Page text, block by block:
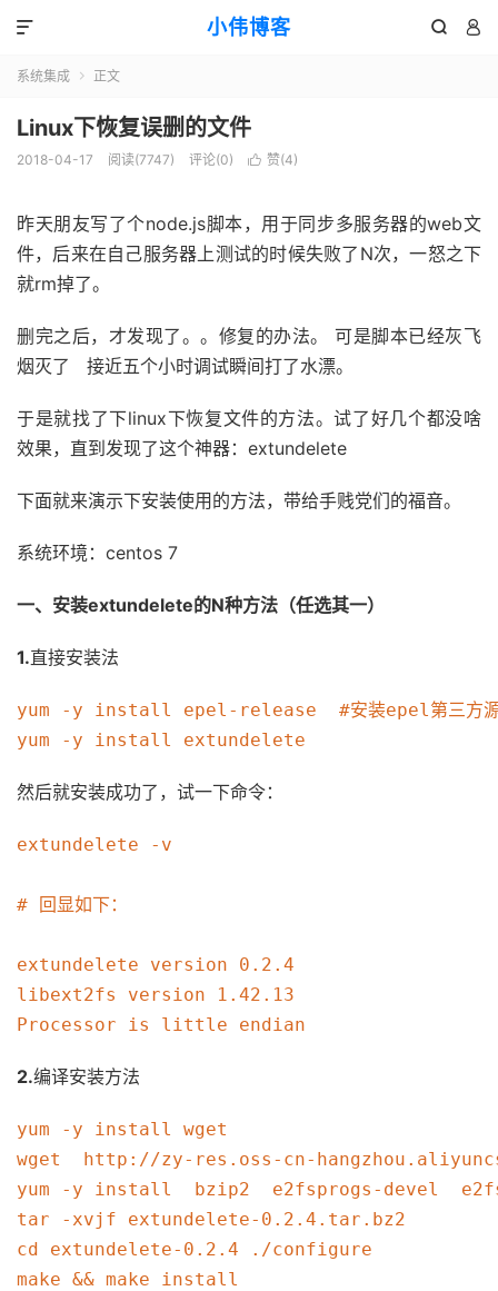
小伟博客  

系统集成  正文
Linux下恢复误删的文件
2018-04-17 阅读(7747) 评论(0)  赞(4)
昨天朋友写了个node.js脚本，用于同步多服务器的web文
件，后来在自己服务器上测试的时候失败了N次，一怒之下
就rm掉了。
删完之后，才发现了。。修复的办法。 可是脚本已经灰飞
烟灭了 接近五个小时调试瞬间打了水漂。
于是就找了下linux下恢复文件的方法。试了好几个都没啥
效果，直到发现了这个神器：extundelete
下面就来演示下安装使用的方法，带给手贱党们的福音。
系统环境：centos 7
一、安装extundelete的N种方法（任选其一）
1.直接安装法
yum -y install epel-release  #安装epel第三方
yum -y install extundelete
然后就安装成功了，试一下命令：
extundelete -v
# 回显如下：
extundelete version 0.2.4
libext2fs version 1.42.13
Processor is little endian
2.编译安装方法
yum -y install wget
wget  http://zy-res.oss-cn-
yum -y install  bzip2  e2fsprogs-devel
tar -xvjf extundelete-0.2.4.tar.bz2
cd extundelete-0.2.4 ./configure
make && make install